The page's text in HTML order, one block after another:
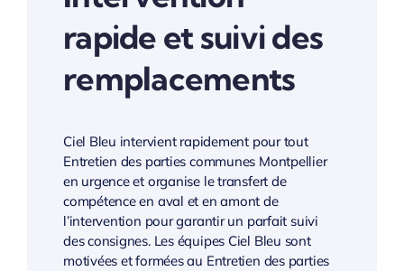
rapide et suivi des
remplacements
Ciel Bleu intervient rapidement pour tout
Entretien des parties communes Montpellier
en urgence et organise le transfert de
compétence en aval et en amont de
l’intervention pour garantir un parfait suivi
des consignes. Les équipes Ciel Bleu sont
motivées et formées au Entretien des parties